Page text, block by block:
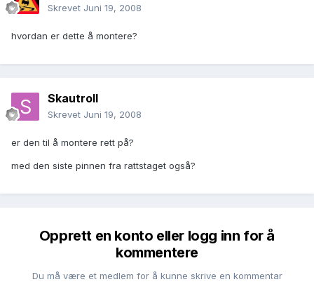
Skrevet Juni 19, 2008
hvordan er dette å montere?
Skautroll
Skrevet Juni 19, 2008
er den til å montere rett på?
med den siste pinnen fra rattstaget også?
Opprett en konto eller logg inn for å
kommentere
Du må være et medlem for å kunne skrive en kommentar